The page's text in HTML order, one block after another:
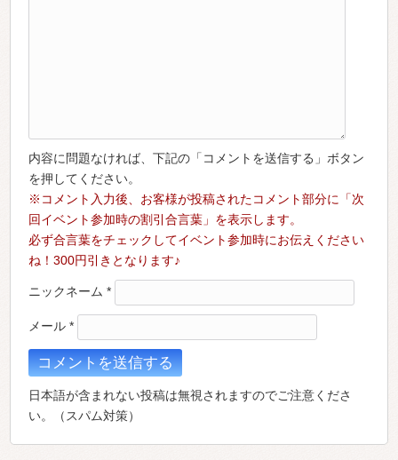
内容に問題なければ、下記の「コメントを送信する」ボタン
を押してください。
※コメント入力後、お客様が投稿されたコメント部分に「次
回イベント参加時の割引合言葉」を表示します。
必ず合言葉をチェックしてイベント参加時にお伝えください
ね！300円引きとなります♪
ニックネーム*
メール*
日本語が含まれない投稿は無視されますのでご注意くださ
い。（スパム対策）